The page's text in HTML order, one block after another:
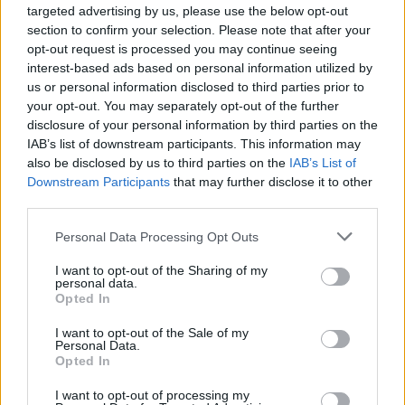
targeted advertising by us, please use the below opt-out
section to confirm your selection. Please note that after your
opt-out request is processed you may continue seeing
interest-based ads based on personal information utilized by
us or personal information disclosed to third parties prior to
your opt-out. You may separately opt-out of the further
disclosure of your personal information by third parties on the
IAB’s list of downstream participants. This information may
also be disclosed by us to third parties on the IAB’s List of
Downstream Participants that may further disclose it to other
Please note that this website/app uses one or more Google
not limited to your visit or usage behaviour. You may click to
grant or deny consent to Google and its third-party tags to
use your data for below specified purposes in below Google
consent section.
Personal Data Processing Opt Outs
I want to opt-out of the Sharing of my
personal data.
Opted In
I want to opt-out of the Sale of my
Personal Data.
Opted In
I want to opt-out of processing my
famiglie. La sinergia tra istituzioni, associazioni
locali e società sportive ha permesso di
trasformare l’inaugurazione in un evento utile
anche per raccogliere fondi e sensibilizzare sul
tema della lotta al cancro infantile.
In chiusura, l’apertura del nuovo campo a Villa
Fontana rappresenta un esempio di come
investimenti pubblici, partecipazione civica e
impegno solidale possano confluire in un
inclusione nella comunità.
AUTORE
Ilaria Mauri, bolognese, decise di seguire il